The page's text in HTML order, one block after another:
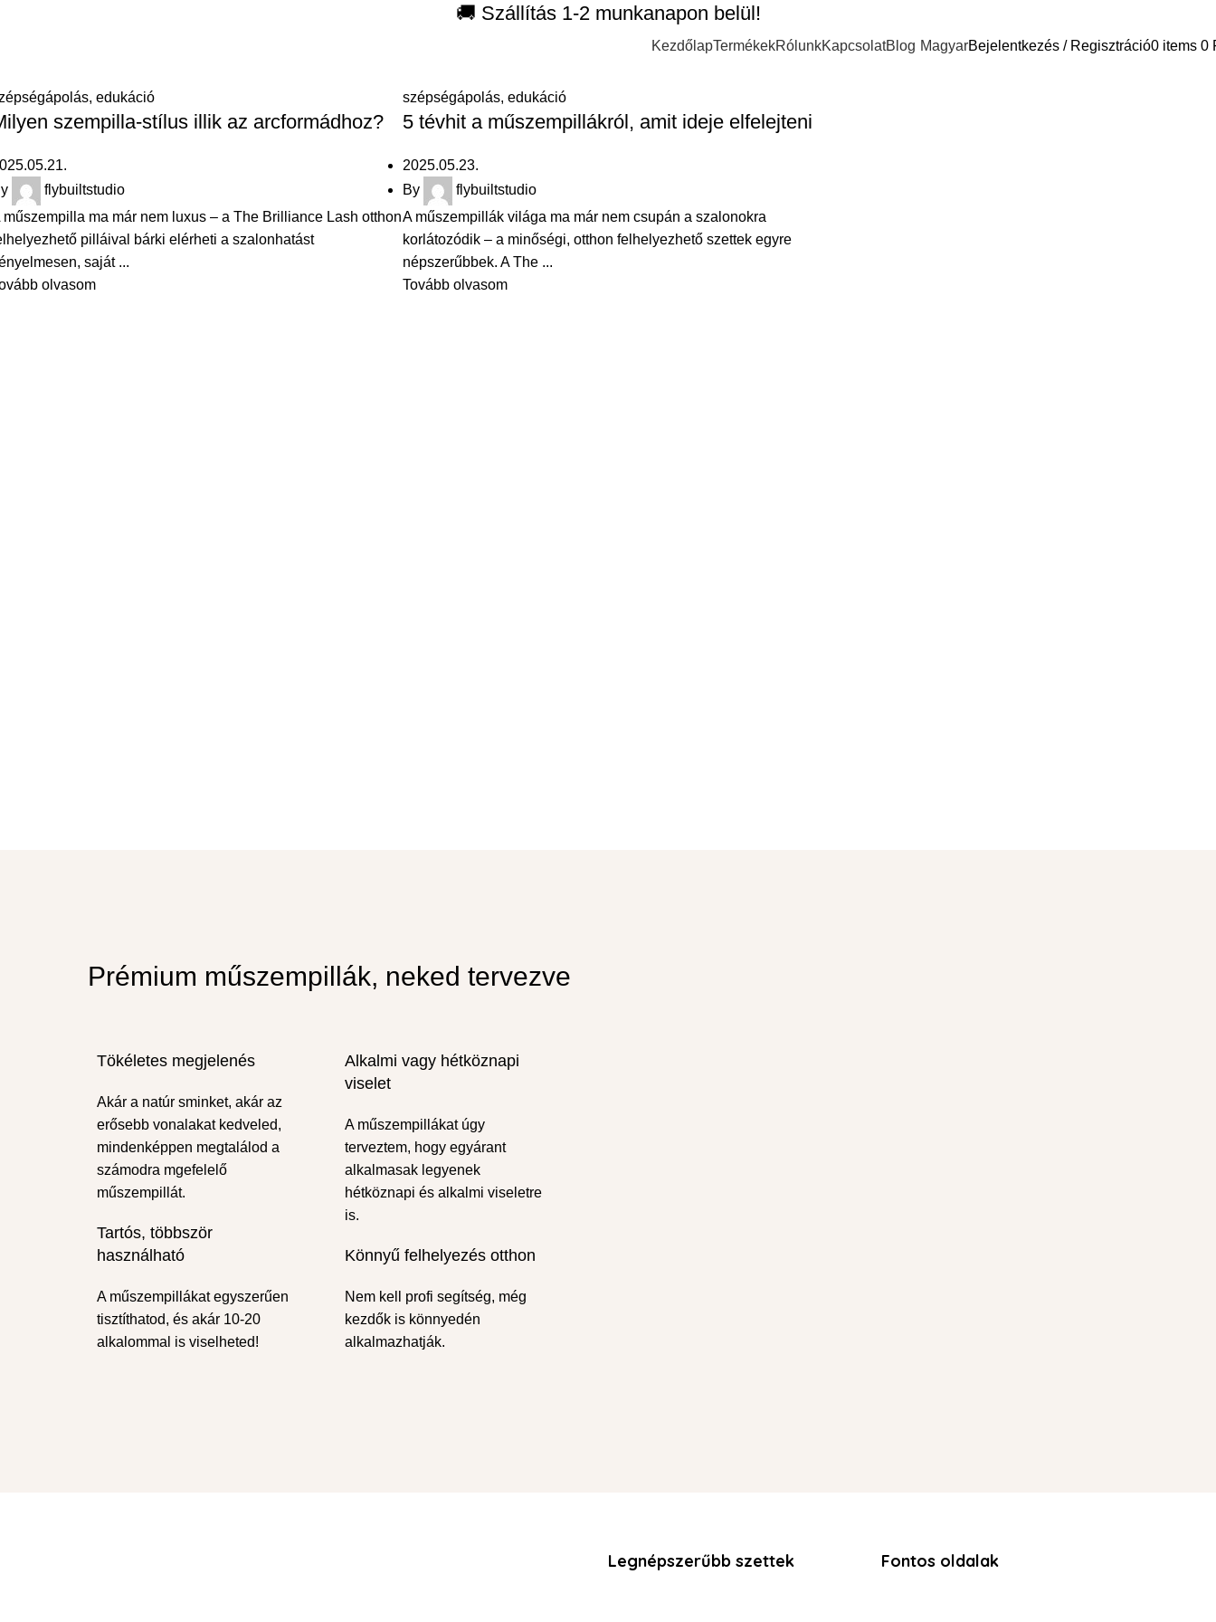
🚚 Szállítás 1-2 munkanapon belül!
KezdőlapTermékekRólunkKapcsolatBlog MagyarBejelentkezés / Regisztráció0 items 0
edukáció
szempilla-stílus illik az arcformádhoz?
flybuiltstudio
műszempilla ma már nem luxus – a The Brilliance Lash otthon
pilláival bárki elérheti a szalonhatást
saját ...
olvasom
szépségápolás, edukáció
5 tévhit a műszempillákról, amit ideje elfelejteni
2025.05.23.
By
flybuiltstudio
A műszempillák világa ma már nem csupán a szalonokra
korlátozódik – a minőségi, otthon felhelyezhető szettek egyre
népszerűbbek. A The ...
Tovább olvasom
Prémium műszempillák, neked tervezve
Tökéletes megjelenés
Akár a natúr sminket, akár az
erősebb vonalakat kedveled,
mindenképpen megtalálod a
számodra mgefelelő
műszempillát.
Tartós, többször
használható
A műszempillákat egyszerűen
tisztíthatod, és akár 10-20
alkalommal is viselheted!
Alkalmi vagy hétköznapi
viselet
A műszempillákat úgy
terveztem, hogy egyárant
alkalmasak legyenek
hétköznapi és alkalmi viseletre
is.
Könnyű felhelyezés otthon
Nem kell profi segítség, még
kezdők is könnyedén
alkalmazhatják.
Legnépszerűbb szettek Fontos oldalak